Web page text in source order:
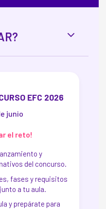
EFC 2026
junio
el reto!
y
del concurso.
fases y requisitos
a tu aula.
y prepárate para